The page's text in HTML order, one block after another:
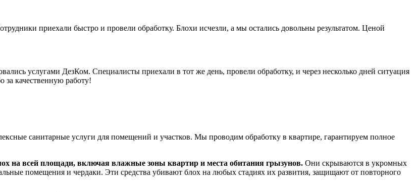
приехали быстро и провели обработку. Блохи исчезли, а мы остались довольны результатом. Ценой
услугами ДезКом. Специалисты приехали в тот же день, провели обработку, и через несколько дней ситуация
качественную работу!
санитарные услуги для помещений и участков. Мы проводим обработку в квартире, гарантируем полное
на всей площади, включая влажные зоны квартир и места обитания грызунов. Они скрываются в укромных
помещения и чердаки. Эти средства убивают блох на любых стадиях их развития, защищают от повторного